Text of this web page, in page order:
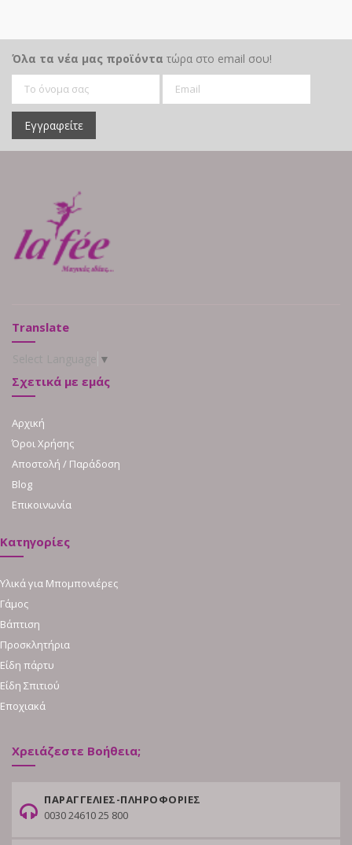
Όλα τα νέα μας προϊόντα τώρα στο email σου!
Εγγραφείτε
Translate
▼
Σχετικά με εμάς
Αρχική
Όροι Χρήσης
Αποστολή / Παράδοση
Blog
Επικοινωνία
Κατηγορίες
Υλικά για Μπομπονιέρες
Γάμος
Βάπτιση
Προσκλητήρια
Είδη πάρτυ
Είδη Σπιτιού
Εποχιακά
Χρειάζεστε Βοήθεια;
ΠΑΡΑΓΓΕΛΙΕΣ-ΠΛΗΡΟΦΟΡΙΕΣ
0030 24610 25 800